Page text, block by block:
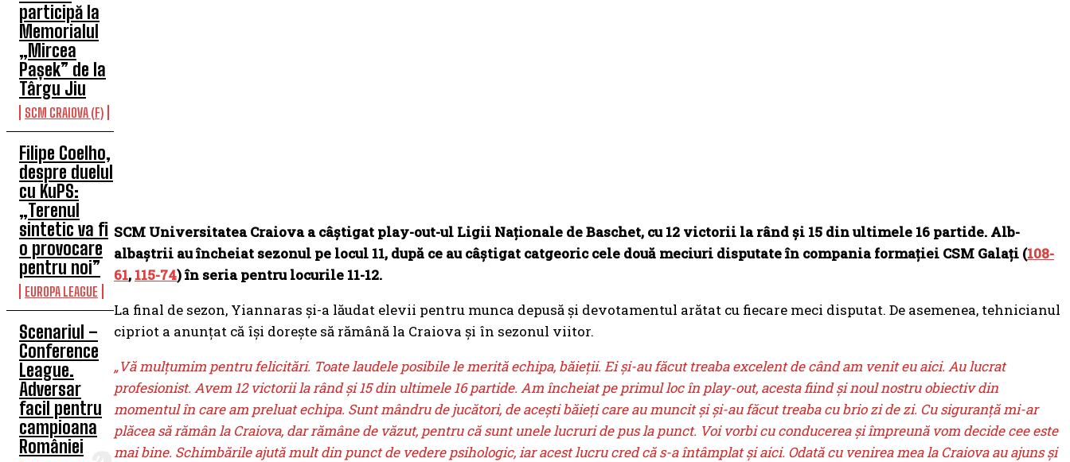
participă la
Memorialul
„Mircea
Pașek” de la
Târgu Jiu
SCM CRAIOVA (F)
Filipe Coelho,
despre duelul
cu KuPS:
„Terenul
sintetic va fi
o provocare
pentru noi”
EUROPA LEAGUE
Scenariul –
Conference
League.
Adversar
facil pentru
campioana
României
SCM Universitatea Craiova a câștigat play-out-ul Ligii Naționale de Baschet, cu 12 victorii la rând şi 15 din ultimele 16 partide. Alb-
albaștrii au încheiat sezonul pe locul 11, după ce au câștigat catgeoric cele două meciuri disputate în compania formației CSM Galați (108-
61, 115-74) în seria pentru locurile 11-12.
La final de sezon, Yiannaras şi-a lăudat elevii pentru munca depusă şi devotamentul arătat cu fiecare meci disputat. De asemenea, tehnicianul
cipriot a anunţat că își dorește să rămână la Craiova și în sezonul viitor.
„Vă mulţumim pentru felicitări. Toate laudele posibile le merită echipa, băieţii. Ei şi-au făcut treaba excelent de când am venit eu aici. Au lucrat
profesionist. Avem 12 victorii la rând şi 15 din ultimele 16 partide. Am încheiat pe primul loc în play-out, acesta fiind şi noul nostru obiectiv din
momentul în care am preluat echipa. Sunt mândru de jucători, de aceşti băieţi care au muncit şi şi-au făcut treaba cu brio zi de zi. Cu siguranţă mi-ar
plăcea să rămân la Craiova, dar rămâne de văzut, pentru că sunt unele lucruri de pus la punct. Voi vorbi cu conducerea şi împreună vom decide cee este
mai bine. Schimbările ajută mult din punct de vedere psihologic, iar acest lucru cred că s-a întâmplat şi aici. Odată cu venirea mea la Craiova au ajuns şi